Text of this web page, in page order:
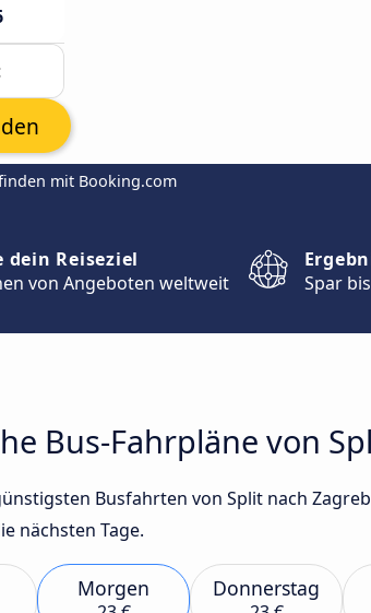
mit Booking.com
dein Reiseziel
von Angeboten weltweit
Spar
Bus-Fahrpläne von
Busfahrten von Split nach
nächsten Tage.
Morgen Donnerstag